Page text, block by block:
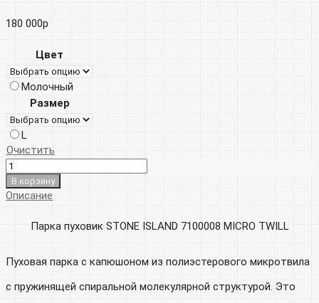
180 000р
Цвет
Молочный
Размер
L
Очистить
В корзину
Описание
Парка пуховик STONE ISLAND 7100008 MICRO TWILL
Пуховая парка с капюшоном из полиэстерового микротвила
с пружинящей спиральной молекулярной структурой. Это